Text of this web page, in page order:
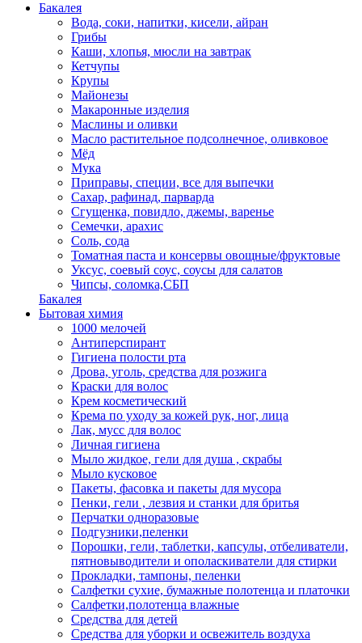
Бакалея
Вода, соки, напитки, кисели, айран
Грибы
Каши, хлопья, мюсли на завтрак
Кетчупы
Крупы
Майонезы
Макаронные изделия
Маслины и оливки
Масло растительное подсолнечное, оливковое
Мёд
Мука
Приправы, специи, все для выпечки
Сахар, рафинад, парварда
Сгущенка, повидло, джемы, варенье
Семечки, арахис
Соль, сода
Томатная паста и консервы овощные/фруктовые
Уксус, соевый соус, соусы для салатов
Чипсы, соломка,СБП
Бакалея
Бытовая химия
1000 мелочей
Антиперспирант
Гигиена полости рта
Дрова, уголь, средства для розжига
Краски для волос
Крем косметический
Крема по уходу за кожей рук, ног, лица
Лак, мусс для волос
Личная гигиена
Мыло жидкое, гели для душа , скрабы
Мыло кусковое
Пакеты, фасовка и пакеты для мусора
Пенки, гели , лезвия и станки для бритья
Перчатки одноразовые
Подгузники,пеленки
Порошки, гели, таблетки, капсулы, отбеливатели,
пятновыводители и ополаскиватели для стирки
Прокладки, тампоны, пеленки
Салфетки сухие, бумажные полотенца и платочки
Салфетки,полотенца влажные
Средства для детей
Средства для уборки и освежитель воздуха